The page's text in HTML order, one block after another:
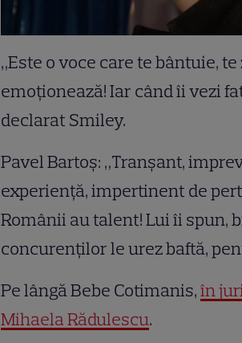
„Este o voce care te bântuie,
emoţionează! Iar când îi vezi
declarat Smiley.
Pavel Bartoş: „Tranşant,
experienţă, impertinent de
Românii au talent! Lui îi spun,
concurenţilor le urez baftă,
Pe lângă Bebe Cotimanis,în
Mihaela Rădulescu.